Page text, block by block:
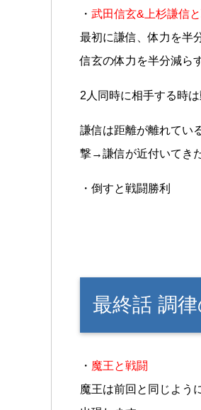
・ 武田信玄&上杉謙信
最初に謙信、体力を半
信玄の体力を半分減ら
2人同時に相手する時
謙信は距離が離れてい
撃→謙信が近付いてき
・倒すと戦闘勝利
最終話 調
・ 魔王と戦闘
魔王は前回と同じよう